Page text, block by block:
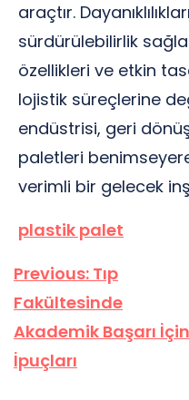
araçtır.
sürdürülebilirlik
özellikleri ve etkin
lojistik süreçlerine
endüstrisi, geri
paletleri
verimli bir gelecek
plastik palet
Yazı
gezinmesi
Previous: Tıp
Fakültesinde
Akademik Başarı İçin
İpuçları